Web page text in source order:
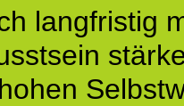
langfristig